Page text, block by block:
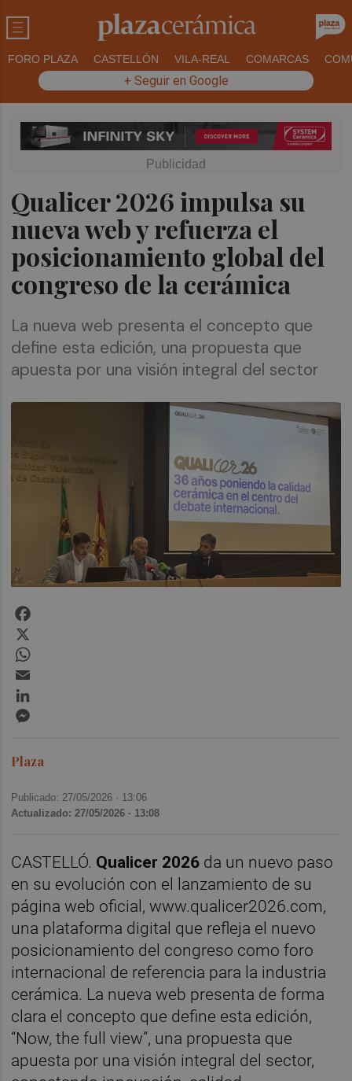
FORO PLAZA CASTELLÓN VILA-REAL COMARCAS
+ Seguir en Google
Qualicer 2026 impulsa su
nueva web y refuerza el
posicionamiento global del
congreso de la cerámica
La nueva web presenta el concepto que
define esta edición, una propuesta que
apuesta por una visión integral del sector
Plaza
Publicado: 27/05/2026 · 13:06
Actualizado: 27/05/2026 · 13:08
CASTELLÓ. Qualicer 2026 da un nuevo paso
en su evolución con el lanzamiento de su
página web oficial, www.qualicer2026.com,
una plataforma digital que refleja el nuevo
posicionamiento del congreso como foro
internacional de referencia para la industria
cerámica. La nueva web presenta de forma
clara el concepto que define esta edición,
“Now, the full view”, una propuesta que
apuesta por una visión integral del sector,